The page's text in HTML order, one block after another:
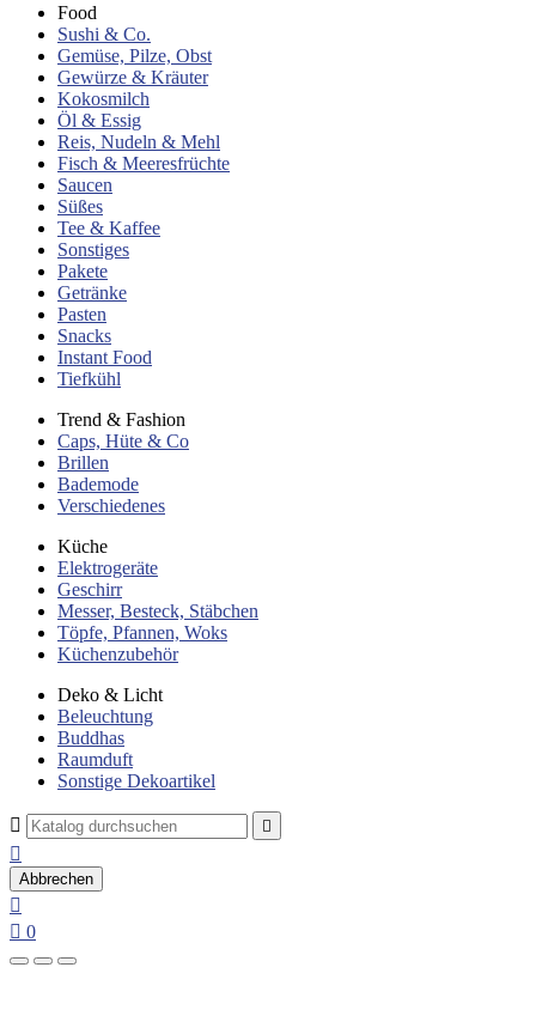
Food
Sushi & Co.
Gemüse, Pilze, Obst
Gewürze & Kräuter
Kokosmilch
Öl & Essig
Reis, Nudeln & Mehl
Fisch & Meeresfrüchte
Saucen
Süßes
Tee & Kaffee
Sonstiges
Pakete
Getränke
Pasten
Snacks
Instant Food
Tiefkühl
Trend & Fashion
Caps, Hüte & Co
Brillen
Bademode
Verschiedenes
Küche
Elektrogeräte
Geschirr
Messer, Besteck, Stäbchen
Töpfe, Pfannen, Woks
Küchenzubehör
Deko & Licht
Beleuchtung
Buddhas
Raumduft
Sonstige Dekoartikel
 

Abbrechen

 0